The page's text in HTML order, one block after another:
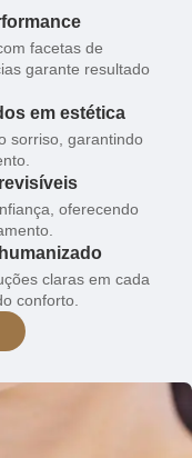
facetas de
garante resultado
em estética
sorriso, garantindo
oferecendo
claras em cada
conforto.